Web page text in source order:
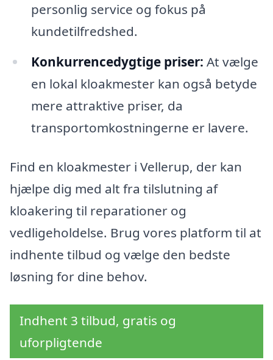
personlig service og fokus på
kundetilfredshed.
Konkurrencedygtige priser: At vælge
en lokal kloakmester kan også betyde
mere attraktive priser, da
transportomkostningerne er lavere.
Find en kloakmester i Vellerup, der kan
hjælpe dig med alt fra tilslutning af
kloakering til reparationer og
vedligeholdelse. Brug vores platform til at
indhente tilbud og vælge den bedste
løsning for dine behov.
Indhent 3 tilbud, gratis og
uforpligtende